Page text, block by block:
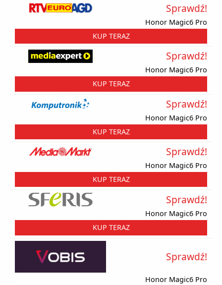
Honor Magic6 Pro
Sprawdź!
KUP TERAZ
Honor Magic6 Pro
Sprawdź!
KUP TERAZ
Honor Magic6 Pro
Sprawdź!
KUP TERAZ
Honor Magic6 Pro
Sprawdź!
KUP TERAZ
Honor Magic6 Pro
Sprawdź!
KUP TERAZ
Honor Magic6 Pro
Sprawdź!